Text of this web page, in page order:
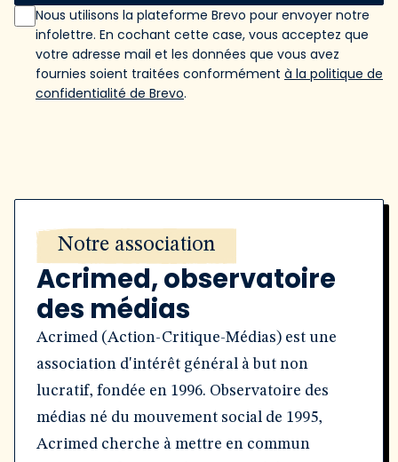
Nous utilisons la plateforme Brevo pour envoyer notre
infolettre. En cochant cette case, vous acceptez que
votre adresse mail et les données que vous avez
fournies soient traitées conformément à la politique de
confidentialité de Brevo.
Notre association
Acrimed, observatoire
des médias
Acrimed (Action-Critique-Médias) est une
association d'intérêt général à but non
lucratif, fondée en 1996. Observatoire des
médias né du mouvement social de 1995,
Acrimed cherche à mettre en commun